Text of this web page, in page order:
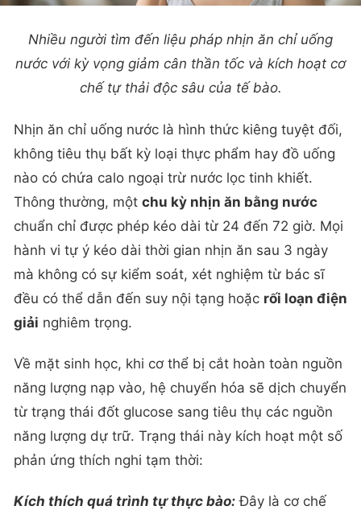
Nhiều người tìm đến liệu pháp nhịn ăn chỉ uống
nước với kỳ vọng giảm cân thần tốc và kích hoạt cơ
chế tự thải độc sâu của tế bào.
Nhịn ăn chỉ uống nước là hình thức kiêng tuyệt đối,
không tiêu thụ bất kỳ loại thực phẩm hay đồ uống
nào có chứa calo ngoại trừ nước lọc tinh khiết.
Thông thường, một chu kỳ nhịn ăn bằng nước
chuẩn chỉ được phép kéo dài từ 24 đến 72 giờ. Mọi
hành vi tự ý kéo dài thời gian nhịn ăn sau 3 ngày
mà không có sự kiểm soát, xét nghiệm từ bác sĩ
đều có thể dẫn đến suy nội tạng hoặc rối loạn điện
giải nghiêm trọng.
Về mặt sinh học, khi cơ thể bị cắt hoàn toàn nguồn
năng lượng nạp vào, hệ chuyển hóa sẽ dịch chuyển
từ trạng thái đốt glucose sang tiêu thụ các nguồn
năng lượng dự trữ. Trạng thái này kích hoạt một số
phản ứng thích nghi tạm thời:
Kích thích quá trình tự thực bào: Đây là cơ chế